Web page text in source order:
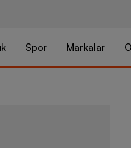
Spor Markalar
Barçın